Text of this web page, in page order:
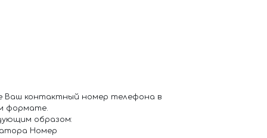
Ваш контактный номер телефона в
формате.
образом:
Номер